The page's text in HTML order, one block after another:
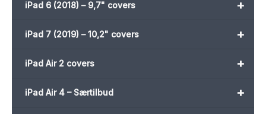
+
iPad 6 (2018) – 9,7" covers
+
iPad 7 (2019) – 10,2" covers
+
iPad Air 2 covers
+
iPad Air 4 – Særtilbud